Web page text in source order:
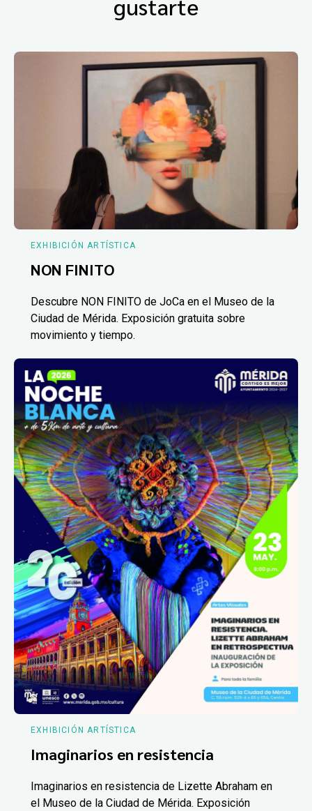
gustarte
EXHIBICIÓN ARTÍSTICA
NON FINITO
Descubre NON FINITO de JoCa en el Museo de la
Ciudad de Mérida. Exposición gratuita sobre
movimiento y tiempo.
EXHIBICIÓN ARTÍSTICA
Imaginarios en resistencia
Imaginarios en resistencia de Lizette Abraham en
el Museo de la Ciudad de Mérida. Exposición